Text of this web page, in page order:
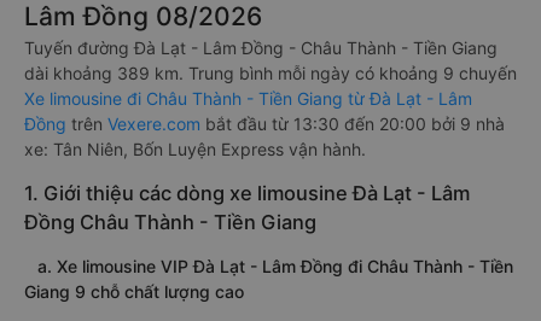
Lâm Đồng 08/2026
Tuyến đường Đà Lạt - Lâm Đồng - Châu Thành - Tiền Giang
dài khoảng 389 km. Trung bình mỗi ngày có khoảng 9 chuyến
Xe limousine đi Châu Thành - Tiền Giang từ Đà Lạt - Lâm
Đồng trên Vexere.com bắt đầu từ 13:30 đến 20:00 bởi 9 nhà
xe: Tân Niên, Bốn Luyện Express vận hành.
1. Giới thiệu các dòng xe limousine Đà Lạt - Lâm
Đồng Châu Thành - Tiền Giang
a. Xe limousine VIP Đà Lạt - Lâm Đồng đi Châu Thành - Tiền
Giang 9 chỗ chất lượng cao